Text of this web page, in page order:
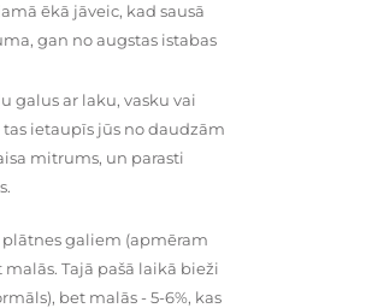
ēkā jāveic, kad sausā
gan no augstas istabas
galus ar laku, vasku vai
ietaupīs jūs no daudzām
mitrums, un parasti
galiem (apmēram
Tajā pašā laikā bieži
bet malās - 5-6%, kas